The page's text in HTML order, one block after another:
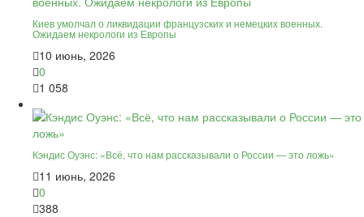
Киев умолчал о ликвидации французских и немецких военных.
Ожидаем некрологи из Европы
10 июнь, 2026
0
1 058
Кэндис Оуэнс: «Всё, что нам рассказывали о России — это ложь»
11 июнь, 2026
0
388